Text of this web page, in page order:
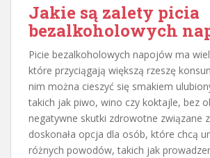
Jakie są zalety picia
bezalkoholowych
Picie bezalkoholowych napojów ma
które przyciągają większą rzeszę
nim można cieszyć się smakiem
takich jak piwo, wino czy koktajle, bez
negatywne skutki zdrowotne związane
doskonała opcja dla osób, które chcą
różnych powodów, takich jak